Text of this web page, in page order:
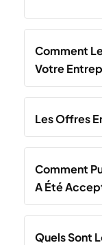
Comment
Votre
Les Offres
Comment
A Été
Quels Sont